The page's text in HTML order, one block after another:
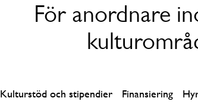
För anordnare
Kulturstöd och stipendier Finansiering